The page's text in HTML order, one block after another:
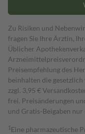
Zu Risiken und
fragen Sie Ihre Ärztin,
Üblicher
Preisempfehlung des
beinhalten die
zzgl. 3,95 €
frei. Preisänderungen
und Gratis-Beigaben
1 Eine pharmazeutische